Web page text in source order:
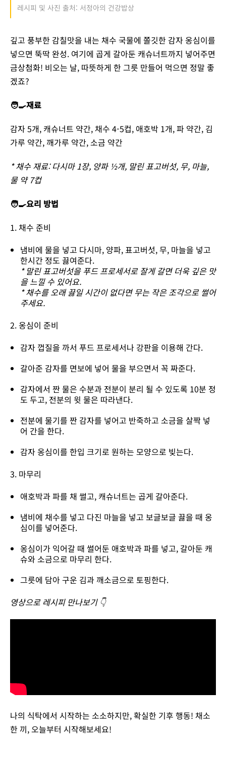
레시피 및 사진 출처: 서정아의 건강밥상
깊고 풍부한 감칠맛을 내는 채수 국물에 쫄깃한 감자 옹심이를
넣으면 뚝딱 완성. 여기에 곱게 갈아둔 캐슈너트까지 넣어주면
금상첨화! 비오는 날, 따뜻하게 한 그릇 만들어 먹으면 정말 좋
겠죠?
🧑‍🍳재료
감자 5개, 캐슈너트 약간, 채수 4-5컵, 애호박 1개, 파 약간, 김
가루 약간, 깨가루 약간, 소금 약간
* 채수 재료: 다시마 1장, 양파 ½개, 말린 표고버섯, 무, 마늘,
물 약 7컵
🧑‍🍳요리 방법
1. 채수 준비
냄비에 물을 넣고 다시마, 양파, 표고버섯, 무, 마늘을 넣고
한시간 정도 끓여준다.
* 말린 표고버섯을 푸드 프로세서로 잘게 갈면 더욱 깊은 맛
을 느낄 수 있어요.
* 채수를 오래 끓일 시간이 없다면 무는 작은 조각으로 썰어
주세요.
2. 옹심이 준비
감자 껍질을 까서 푸드 프로세서나 강판을 이용해 간다.
갈아준 감자를 면보에 넣어 물을 부으면서 꼭 짜준다.
감자에서 짠 물은 수분과 전분이 분리 될 수 있도록 10분 정
도 두고, 전분의 윗 물은 따라낸다.
전분에 물기를 짠 감자를 넣어고 반죽하고 소금을 살짝 넣
어 간을 한다.
감자 옹심이를 한입 크기로 원하는 모양으로 빚는다.
3. 마무리
애호박과 파를 채 썰고, 캐슈너트는 곱게 갈아준다.
냄비에 채수를 넣고 다진 마늘을 넣고 보글보글 끓을 때 옹
심이를 넣어준다.
옹심이가 익어갈 때 썰어둔 애호박과 파를 넣고, 갈아둔 캐
슈와 소금으로 마무리 한다.
그릇에 담아 구운 김과 깨소금으로 토핑한다.
영상으로 레시피 만나보기 👇
나의 식탁에서 시작하는 소소하지만, 확실한 기후 행동! 채소
한 끼, 오늘부터 시작해보세요!